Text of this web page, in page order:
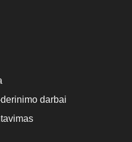
darbai